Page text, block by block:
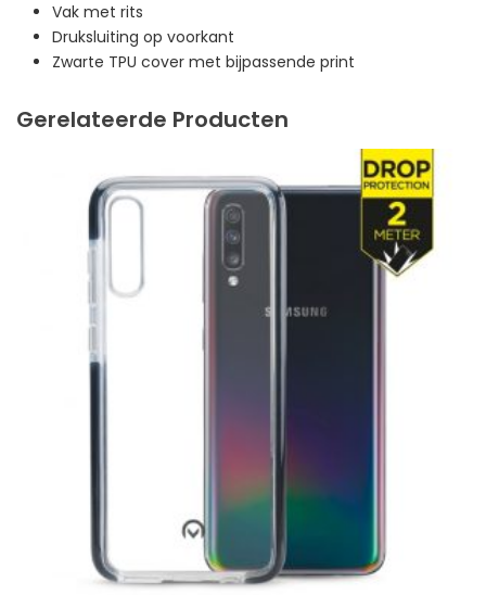
Vak met rits
Druksluiting op voorkant
Zwarte TPU cover met bijpassende print
Gerelateerde Producten